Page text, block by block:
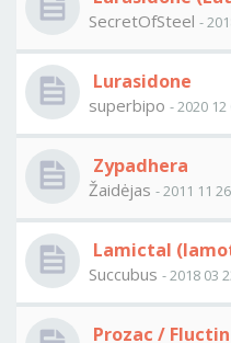
SecretOfSteel -
Lurasidone
superbipo - 2020 12
Zypadhera
Žaidėjas - 2011 11
Lamictal
Succubus - 2018 03
Prozac /